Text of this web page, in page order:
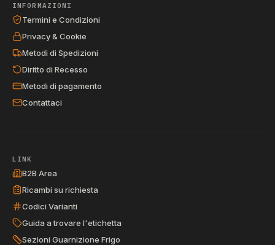
INFORMAZIONI
Termini e Condizioni
Privacy & Cookie
Metodi di Spedizioni
Diritto di Recesso
Metodi di pagamento
Contattaci
LINK
B2B Area
Ricambi su richiesta
Codici Varianti
Guida a trovare l'etichetta
Sezioni Guarnizione Frigo